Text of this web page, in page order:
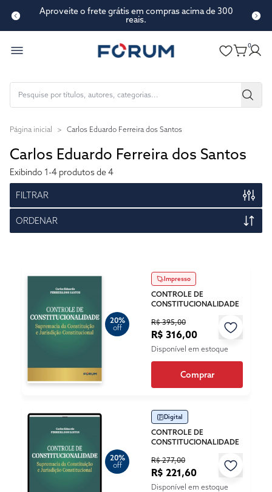
Aproveite o frete grátis em compras acima de 300
reais.
0
Página inicial > Carlos Eduardo Ferreira dos Santos
Carlos Eduardo Ferreira dos Santos
Exibindo 1-4 produtos de 4
FILTRAR
ORDENAR
20%
off
Impresso
CONTROLE DE
CONSTITUCIONALIDADE
R$ 395,00
R$ 316,00
Disponível em estoque
Comprar
20%
off
Digital
CONTROLE DE
CONSTITUCIONALIDADE
R$ 277,00
R$ 221,60
Disponível em estoque